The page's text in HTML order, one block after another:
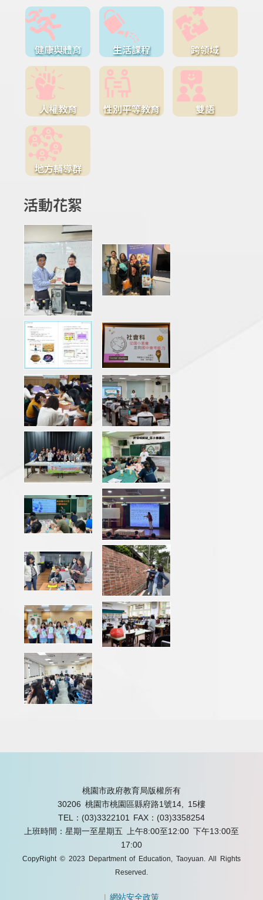
健康與體育 生活課程 跨領域
人權教育 性別平等教育 雙語
地方輔導群
活動花絮
桃園市政府教育局版權所有
30206 桃園市桃園區縣府路1號14, 15樓
TEL：(03)3322101
FAX：(03)3358254
上班時間：星期一至星期五 上午8:00至12:00 下午13:00至
17:00
CopyRight © 2023 Department of Education, Taoyuan. All Rights
Reserved.
|網站安全政策